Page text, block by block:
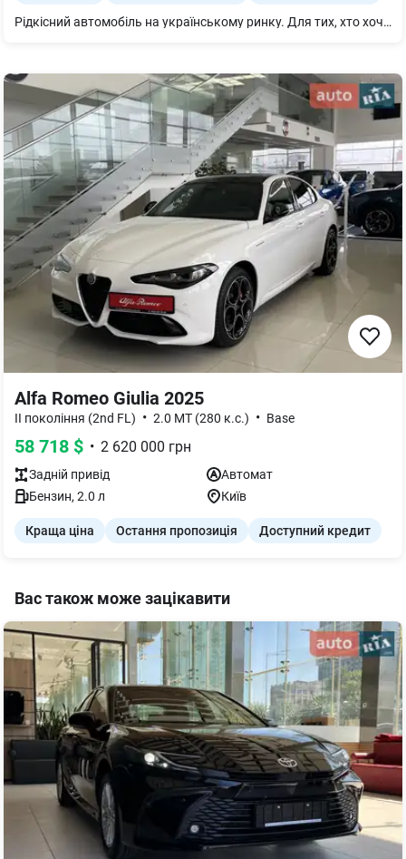
Рідкісний автомобіль на українському ринку. Для тих, хто хоче виділятися із потоку BMW, AUDI та Mercedes. Спортивний седан преміум-класу, що поєднує в собі італійський характер, елегантність та сучасні технології. Під капотом розташований 2.0 турбований бензиновий двигун, який працює в парі з автоматичною коробкою передач. Автомобіль дарує яскраві емоції від водіння, зберігаючи високий рівень комфорту як у місті, так і на трасі. Переваги: - новий автомобіль; - двигун 2.0 турбо бензин; - автоматична коробка передач; - Преміальне оздоблення салону; - сучасні системи безпеки та допомоги вдителю; - Не потребує вкладень. Alfa Romeo Giulia – це вибір тих, хто не готовий їздити на звичайних автомобілях.
Alfa Romeo Giulia 2025
II покоління (2nd FL) • 2.0 MT (280 к.с.) • Base
58 718 $ • 2 620 000 грн
Задній привід
Автомат
Бензин, 2.0 л Київ
Краща ціна Остання пропозиція Доступний кредит
Вас також може зацікавити